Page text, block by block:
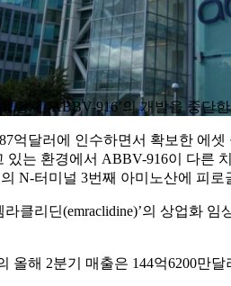
항체 ‘ABBV-916’의 개발을 중단
억달러에 인수하면서 확보한
는 환경에서 ABBV-916이 다른
N-터미널 3번째 아미노산에 피
리딘(emraclidine)’의 상업화
해 2분기 매출은 144억6200만